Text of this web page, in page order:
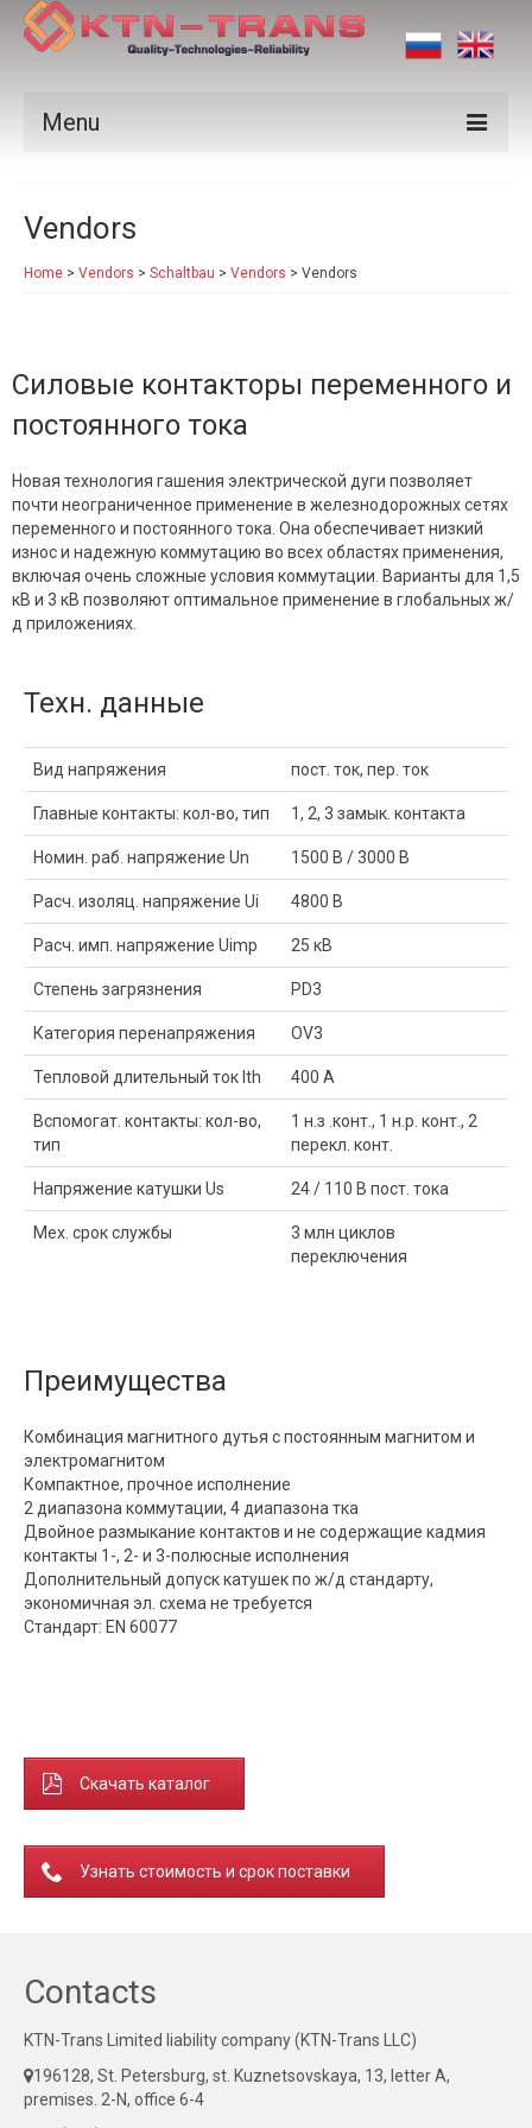
Menu
Vendors
Applications
News
Contact us
Vendors
Home > Vendors > Schaltbau > Vendors > Vendors
Силовые контакторы переменного и
постоянного тока
Новая технология гашения электрической дуги позволяет
почти неограниченное применение в железнодорожных сетях
переменного и постоянного тока. Она обеспечивает низкий
износ и надежную коммутацию во всех областях применения,
включая очень сложные условия коммутации. Варианты для 1,5
кВ и 3 кВ позволяют оптимальное применение в глобальных ж/
д приложениях.
Техн. данные
Вид напряжения пост. ток, пер. ток
Главные контакты: кол-во, тип 1, 2, 3 замык. контакта
Номин. раб. напряжение Un 1500 В / 3000 В
Расч. изоляц. напряжение Ui 4800 В
Расч. имп. напряжение Uimp 25 кВ
Степень загрязнения PD3
Категория перенапряжения OV3
Тепловой длительный ток Ith 400 A
Вспомогат. контакты: кол-во,
тип
1 н.з .конт., 1 н.р. конт., 2
перекл. конт.
Напряжение катушки Us 24 / 110 В пост. тока
Мех. срок службы
3 млн циклов
переключения
Преимущества
Комбинация магнитного дутья с постоянным магнитом и
электромагнитом
Компактное, прочное исполнение
2 диапазона коммутации, 4 диапазона тка
Двойное размыкание контактов и не содержащие кадмия
контакты 1-, 2- и 3-полюсные исполнения
Дополнительный допуск катушек по ж/д стандарту,
экономичная эл. схема не требуется
Стандарт: EN 60077
Скачать каталог
Узнать стоимость и срок поставки
Contacts
KTN-Trans Limited liability company (KTN-Trans LLC)
196128, St. Petersburg, st. Kuznetsovskaya, 13, letter A,
premises. 2-N, office 6-4